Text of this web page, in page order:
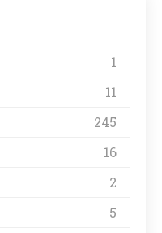
1
11
245
16
2
5